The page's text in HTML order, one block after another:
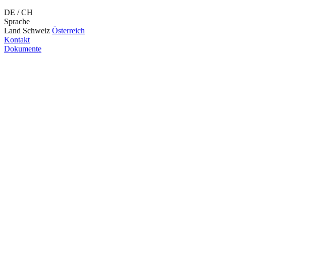
DE / CH
Sprache
Land Schweiz Österreich
Kontakt
Dokumente